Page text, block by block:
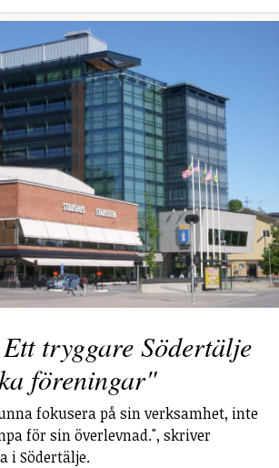
tryggare Södertälje
föreningar"
fokusera på sin verksamhet, inte
för sin överlevnad.", skriver
i Södertälje.